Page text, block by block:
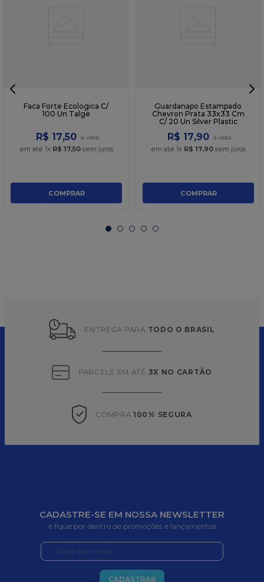
Faca Forte Ecologica C/
100 Un Talge
R$ 17,50
em até 1x R$ 17,50sem juros
COMPRAR
Guardanapo Estampado
Chevron Prata 33x33 Cm
C/ 20 Un Silver Plastic
R$ 17,90
em até 1x R$ 17,90sem juros
COMPRAR
ENTREGA PARA TODO O BRASIL
PARCELE EM ATÉ 3X NO CARTÃO
COMPRA 100% SEGURA
CADASTRE-SE EM NOSSA NEWSLETTER
e fique por dentro de promoções e lançamentos
CADASTRAR